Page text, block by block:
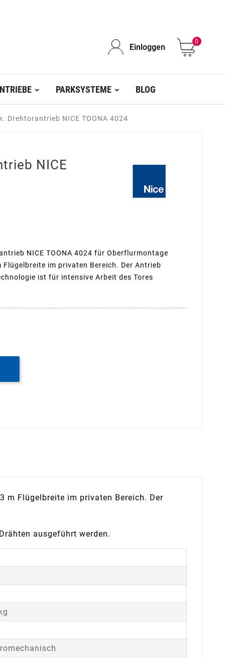
Einloggen
0
PARKSYSTEME BLOG
Drehtorantrieb NICE TOONA 4024
NICE
NICE TOONA 4024 für Oberflurmontage
im privaten Bereich. Der Antrieb
ist für intensive Arbeit des Tores
m Flügelbreite im privaten Bereich. Der
ausgeführt werden.